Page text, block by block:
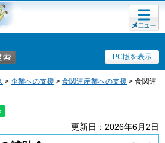
PC版を表示
メニュ
ー
> 企業への支援 > 食関連産業への支援 > 食関連
更新日：2026年6月2日